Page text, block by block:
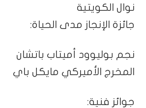
نوال الكويتية
جائزة الإنجاز مدى الحياة:
نجم بوليوود أميتاب باتشان
المخرج الأميركي مايكل باي
جوائز فنية: